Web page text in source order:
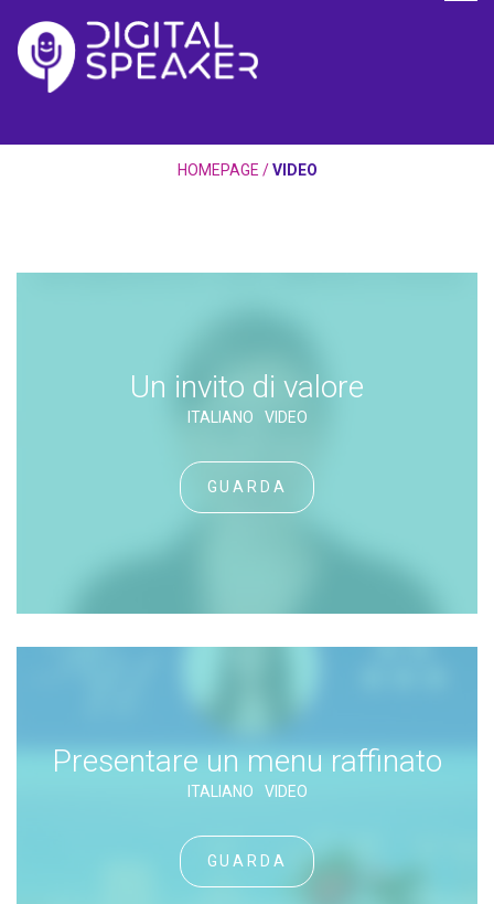
HOMEPAGE /VIDEO
Un invito di valore
ITALIANO VIDEO
GUARDA
Presentare un menu raffinato
ITALIANO VIDEO
GUARDA